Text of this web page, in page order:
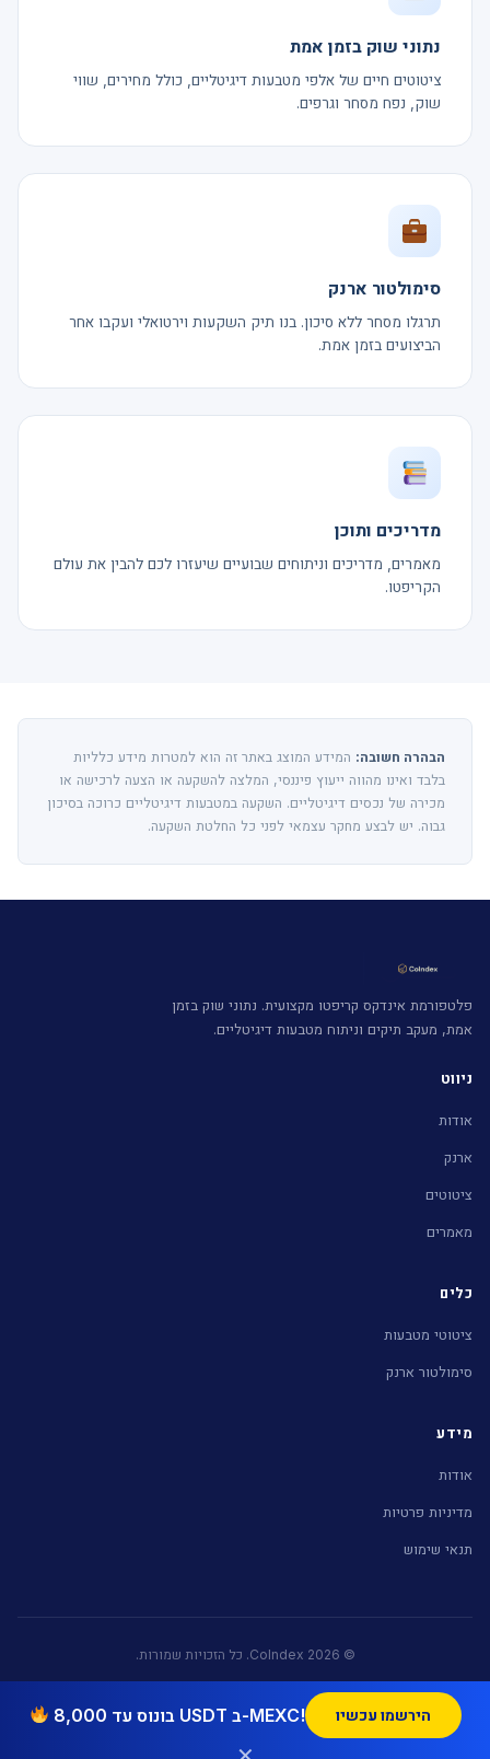
נתוני שוק בזמן אמת
ציטוטים חיים של אלפי מטבעות דיגיטליים, כולל מחירים, שווי
שוק, נפח מסחר וגרפים.
סימולטור ארנק
תרגלו מסחר ללא סיכון. בנו תיק השקעות וירטואלי ועקבו אחר
הביצועים בזמן אמת.
מדריכים ותוכן
מאמרים, מדריכים וניתוחים שבועיים שיעזרו לכם להבין את עולם
הקריפטו.
הבהרה חשובה: המידע המוצג באתר זה הוא למטרות מידע כלליות
בלבד ואינו מהווה ייעוץ פיננסי, המלצה להשקעה או הצעה לרכישה או
מכירה של נכסים דיגיטליים. השקעה במטבעות דיגיטליים כרוכה בסיכון
גבוה. יש לבצע מחקר עצמאי לפני כל החלטת השקעה.
פלטפורמת אינדקס קריפטו מקצועית. נתוני שוק בזמן
אמת, מעקב תיקים וניתוח מטבעות דיגיטליים.
ניווט
אודות
ארנק
ציטוטים
מאמרים
כלים
ציטוטי מטבעות
סימולטור ארנק
מידע
אודות
מדיניות פרטיות
תנאי שימוש
© 2026 CoIndex. כל הזכויות שמורות.
רשת הקריפטו של Nekuda Digital: CoIndex (עברית)
|
Blockchain Israel (English)
בונוס עד 8,000 USDT ב-MEXC! הירשמו עכשיו